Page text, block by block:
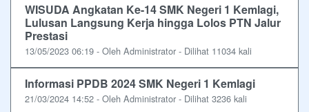
WISUDA Angkatan Ke-14 SMK Negeri 1 Kemlagi,
Lulusan Langsung Kerja hingga Lolos PTN Jalur
Prestasi
13/05/2023 06:19 - Oleh Administrator - Dilihat 11034 kali
Informasi PPDB 2024 SMK Negeri 1 Kemlagi
21/03/2024 14:52 - Oleh Administrator - Dilihat 3236 kali